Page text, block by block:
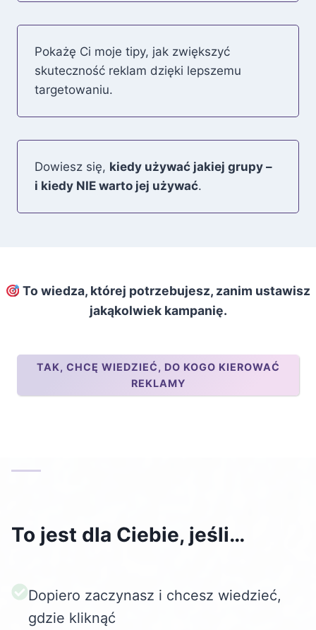
Pokażę Ci moje tipy, jak zwiększyć
skuteczność reklam dzięki lepszemu
targetowaniu.
Dowiesz się, kiedy używać jakiej grupy –
i kiedy NIE warto jej używać.
To wiedza, której potrzebujesz, zanim ustawisz
jakąkolwiek kampanię.
TAK, CHCĘ WIEDZIEĆ, DO KOGO KIEROWAĆ
REKLAMY
To jest dla Ciebie, jeśli…
Dopiero zaczynasz i chcesz wiedzieć,
gdzie kliknąć